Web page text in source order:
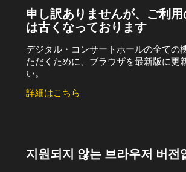
申し訳ありませんが、ご利
は古くなっております
デジタル・コンサートホールの全ての
ただくために、ブラウザを最新版に更
い。
詳細はこちら
지원되지 않는 브라우저 버전